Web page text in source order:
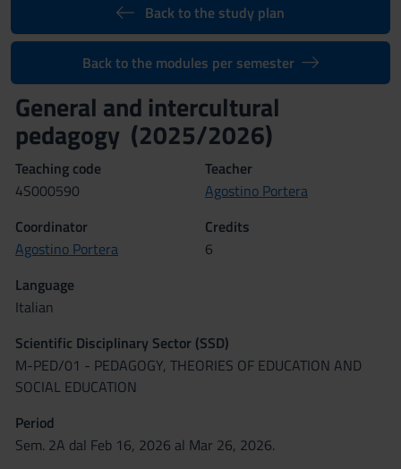
Back to the study plan
Back to the modules per semester
General and intercultural
pedagogy (2025/2026)
Teaching code
4S000590
Teacher
Agostino Portera
Coordinator
Agostino Portera
Credits
6
Language
Italian
Scientific Disciplinary Sector (SSD)
M-PED/01 - PEDAGOGY, THEORIES OF EDUCATION AND
SOCIAL EDUCATION
Period
Sem. 2A dal Feb 16, 2026 al Mar 26, 2026.